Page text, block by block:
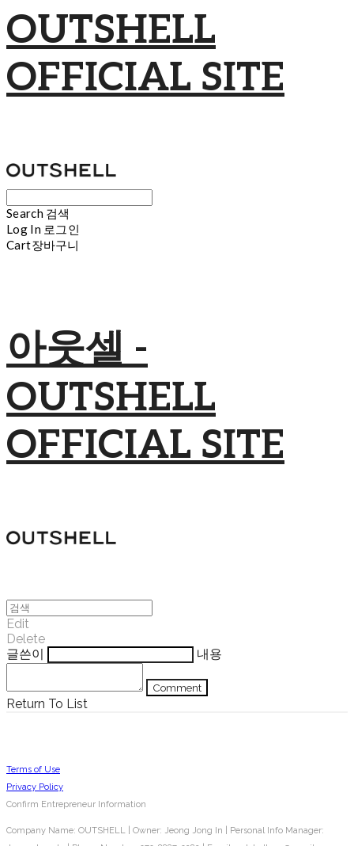
OUTSHELL
OFFICIAL SITE
Search 검색
Log In 로그인
Cart장바구니
아웃셀 -
OUTSHELL
OFFICIAL SITE
Edit
Delete
글쓴이
내용
Comment
Return To List
Terms of Use
Privacy Policy
Confirm Entrepreneur Information
Company Name: OUTSHELL | Owner: Jeong Jong In | Personal Info Manager: